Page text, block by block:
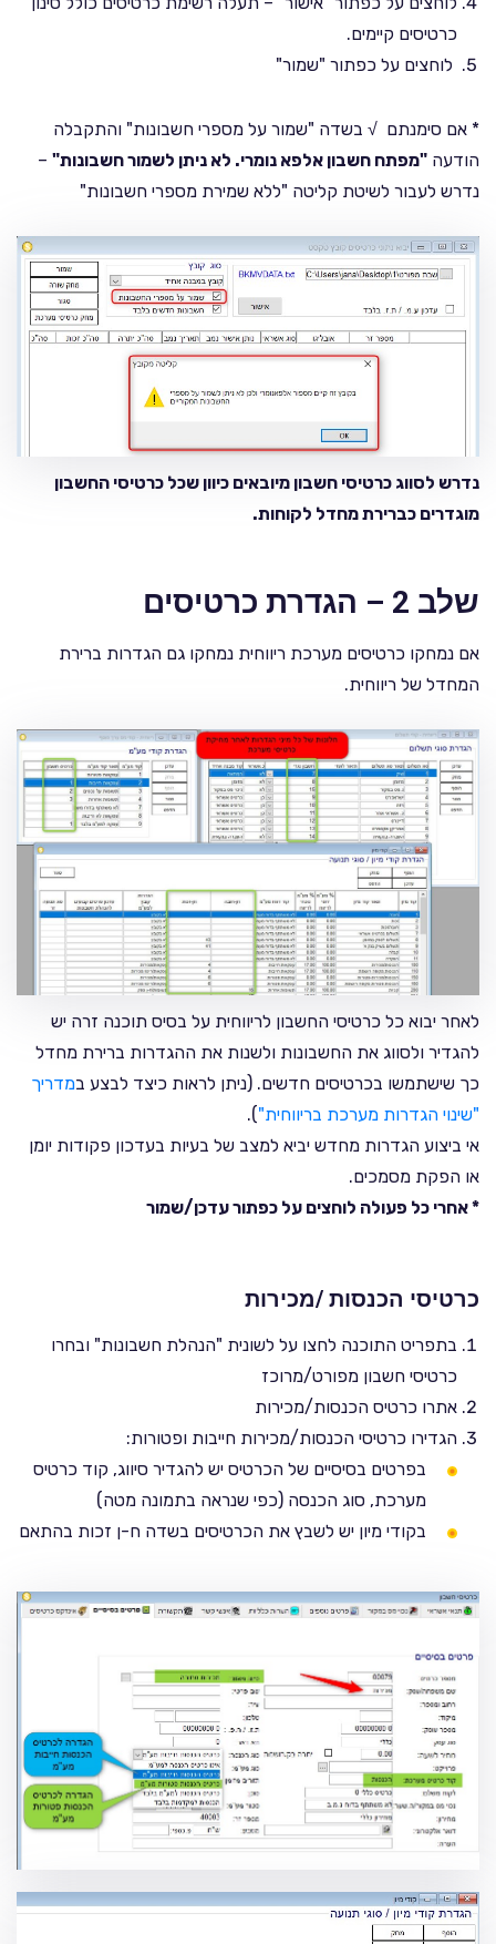
כרטיסים קיימים.
לוחצים על כפתור "שמור"
* אם סימנתם √ בשדה "שמור על מספרי חשבונות" והתקבלה
הודעה "מפתח חשבון אלפא נומרי. לא ניתן לשמור חשבונות" –
נדרש לעבור לשיטת קליטה "ללא שמירת מספרי חשבונות"
נדרש לסווג כרטיסי חשבון מיובאים כיוון שכל כרטיסי החשבון
מוגדרים כברירת מחדל לקוחות.
שלב 2 – הגדרת כרטיסים
אם נמחקו כרטיסים מערכת ריווחית נמחקו גם הגדרות ברירת
המחדל של ריווחית.
לאחר יבוא כל כרטיסי החשבון לריווחית על בסיס תוכנה זרה יש
להגדיר ולסווג את החשבונות ולשנות את ההגדרות ברירת מחדל
כך שישתמשו בכרטיסים חדשים. (ניתן לראות כיצד לבצע במדריך
"שינוי הגדרות מערכת בריווחית").
אי ביצוע הגדרות מחדש יביא למצב של בעיות בעדכון פקודות יומן
או הפקת מסמכים.
* אחרי כל פעולה לוחצים על כפתור עדכן/שמור
כרטיסי הכנסות /מכירות
בתפריט התוכנה לחצו על לשונית "הנהלת חשבונות" ובחרו
כרטיסי חשבון מפורט/מרוכז
אתרו כרטיס הכנסות/מכירות
הגדירו כרטיסי הכנסות/מכירות חייבות ופטורות:
בפרטים בסיסיים של הכרטיס יש להגדיר סיווג, קוד כרטיס
מערכת, סוג הכנסה (כפי שנראה בתמונה מטה)
בקודי מיון יש לשבץ את הכרטיסים בשדה ח-ן זכות בהתאם